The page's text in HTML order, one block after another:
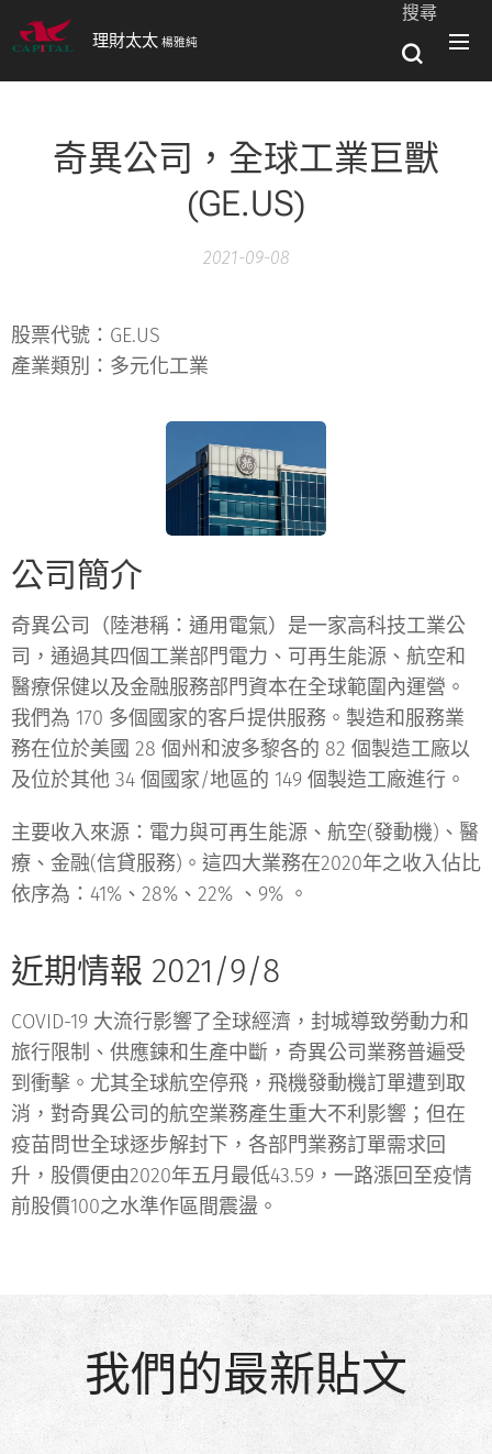
理財太太 楊雅純
搜尋
奇異公司，全球工業巨獸
(GE.US)
2021-09-08
股票代號：GE.US
產業類別：多元化工業
公司簡介
奇異公司（陸港稱：通用電氣）是一家高科技工業公
司，通過其四個工業部門電力、可再生能源、航空和
醫療保健以及金融服務部門資本在全球範圍內運營。
我們為 170 多個國家的客戶提供服務。製造和服務業
務在位於美國 28 個州和波多黎各的 82 個製造工廠以
及位於其他 34 個國家/地區的 149 個製造工廠進行。
主要收入來源：電力與可再生能源、航空(發動機)、醫
療、金融(信貸服務)。這四大業務在2020年之收入佔比
依序為：41%、28%、22% 、9% 。
近期情報 2021/9/8
COVID-19 大流行影響了全球經濟，封城導致勞動力和
旅行限制、供應鍊和生產中斷，奇異公司業務普遍受
到衝擊。尤其全球航空停飛，飛機發動機訂單遭到取
消，對奇異公司的航空業務產生重大不利影響；但在
疫苗問世全球逐步解封下，各部門業務訂單需求回
升，股價便由2020年五月最低43.59，一路漲回至疫情
前股價100之水準作區間震盪。
我們的最新貼文